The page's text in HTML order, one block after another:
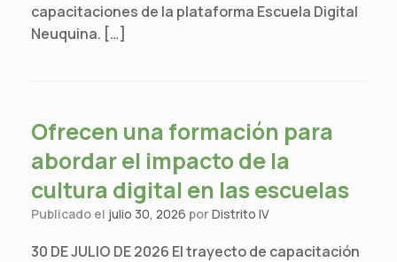
capacitaciones de la plataforma Escuela Digital
Neuquina. […]
Ofrecen una formación para
abordar el impacto de la
cultura digital en las escuelas
Publicado el julio 30, 2026 porDistrito IV
30 DE JULIO DE 2026 El trayecto de capacitación